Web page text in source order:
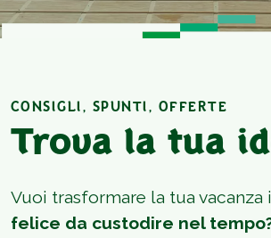
Trova la tua
CONSIGLI, SPUNTI, OFFERTE
Vuoi trasformare la tua vacanza
felice da custodire nel